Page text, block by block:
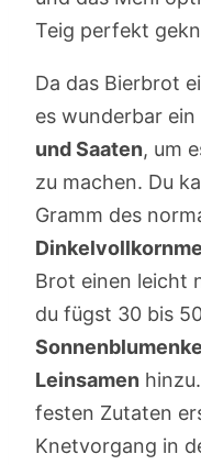
Teig perfekt
Da das Bierbrot
es wunderbar ein
und Saaten, um
zu machen. Du
Gramm des
Brot einen leicht
du fügst 30 bis
Leinsamen
festen Zutaten
Knetvorgang in